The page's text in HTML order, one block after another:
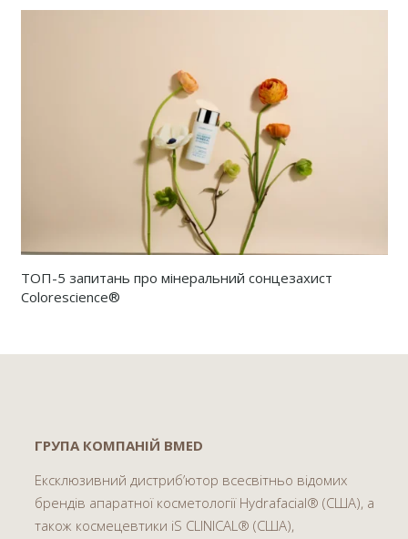
ТОП-5 запитань про мінеральний сонцезахист
Colorescience®
ГРУПА КОМПАНІЙ BMED
Ексклюзивний дистриб’ютор всесвітньо відомих
брендів апаратної косметології Hydrafacial® (США), а
також космецевтики iS CLINICAL® (США),